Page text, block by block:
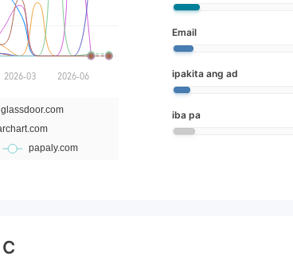
Email
ipakita ang ad
iba pa
C